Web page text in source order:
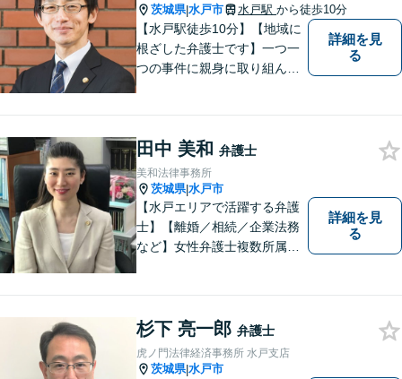
茨城県|水戸市 水戸駅 から徒歩10分
【水戸駅徒歩10分】【地域に
根ざした弁護士です】一つ一
つの事件に親身に取り組んで
把握した上で、正当な権利を
守るために丁寧な対応を致し
ます。
詳細を見
る
田中 美和 弁護士
美和法律事務所
茨城県|水戸市
【水戸エリアで活躍する弁護
士】【離婚／相続／企業法務
など】女性弁護士複数所属／
いたします。お困りごとがあ
ればお気軽にご相談くださ
い。
詳細を見
る
杉下 亮一郎 弁護士
虎ノ門法律経済事務所 水戸支店
茨城県|水戸市